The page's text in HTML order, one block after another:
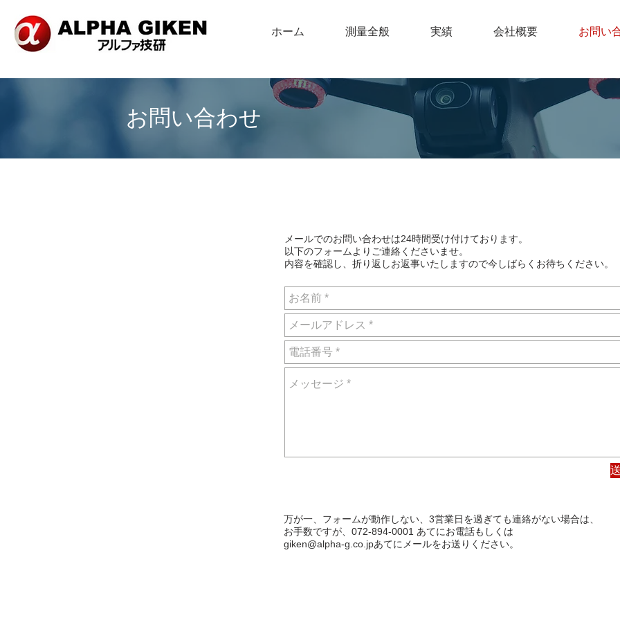
ホーム 測量全般 実績 会社概要 お問い
お問い合わせ
メールでのお問い合わせは24時間受け付けております。
​以下のフォームよりご連絡くださいませ。
内容を確認し、折り返しお返事いたしますので今しばらくお待ちください。
万が一、フォームが動作しない、3営業日を過ぎても連絡がない場合は、
お手数ですが、072-894-0001 あてにお電話もしくは
giken@alpha-g.co.jpあてにメールをお送りください。